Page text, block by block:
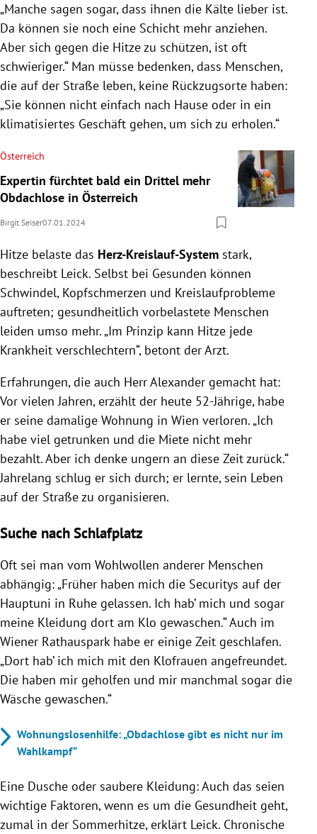
„Manche sagen sogar, dass ihnen die Kälte lieber ist.
Da können sie noch eine Schicht mehr anziehen.
Aber sich gegen die Hitze zu schützen, ist oft
schwieriger.“ Man müsse bedenken, dass Menschen,
die auf der Straße leben, keine Rückzugsorte haben:
„Sie können nicht einfach nach Hause oder in ein
klimatisiertes Geschäft gehen, um sich zu erholen.“
Österreich
Expertin fürchtet bald ein Drittel mehr
Obdachlose in Österreich
Birgit Seiser07.01.2024
Hitze belaste das Herz-Kreislauf-System stark,
beschreibt Leick. Selbst bei Gesunden können
Schwindel, Kopfschmerzen und Kreislaufprobleme
auftreten; gesundheitlich vorbelastete Menschen
leiden umso mehr. „Im Prinzip kann Hitze jede
Krankheit verschlechtern“, betont der Arzt.
Erfahrungen, die auch Herr Alexander gemacht hat:
Vor vielen Jahren, erzählt der heute 52-Jährige, habe
er seine damalige Wohnung in Wien verloren. „Ich
habe viel getrunken und die Miete nicht mehr
bezahlt. Aber ich denke ungern an diese Zeit zurück.“
Jahrelang schlug er sich durch; er lernte, sein Leben
auf der Straße zu organisieren.
Suche nach Schlafplatz
Oft sei man vom Wohlwollen anderer Menschen
abhängig: „Früher haben mich die Securitys auf der
Hauptuni in Ruhe gelassen. Ich hab’ mich und sogar
meine Kleidung dort am Klo gewaschen.“ Auch im
Wiener Rathauspark habe er einige Zeit geschlafen.
„Dort hab’ ich mich mit den Klofrauen angefreundet.
Die haben mir geholfen und mir manchmal sogar die
Wäsche gewaschen.“
Wohnungslosenhilfe: „Obdachlose gibt es nicht nur im
Wahlkampf“
Eine Dusche oder saubere Kleidung: Auch das seien
wichtige Faktoren, wenn es um die Gesundheit geht,
zumal in der Sommerhitze, erklärt Leick. Chronische